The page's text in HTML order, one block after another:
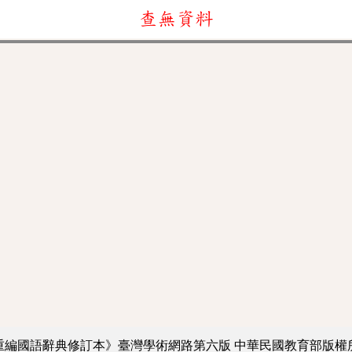
查無資料
編國語辭典修訂本》臺灣學術網路第六版 中華民國教育部版權